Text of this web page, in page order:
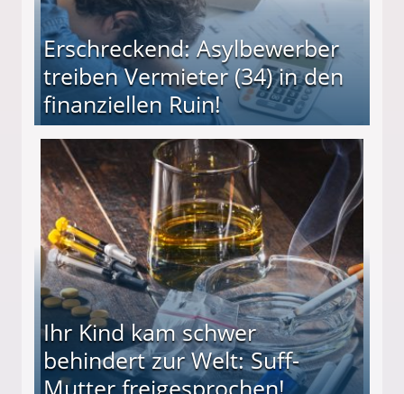
Erschreckend: Asylbewerber
treiben Vermieter (34) in den
finanziellen Ruin!
(34) in den finanziellen Ruin!
Ihr Kind kam schwer
behindert zur Welt: Suff-
Mutter freigesprochen!